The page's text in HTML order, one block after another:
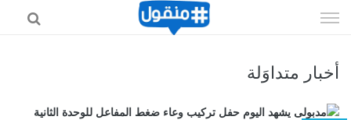
الى
أخبار متداوَلة